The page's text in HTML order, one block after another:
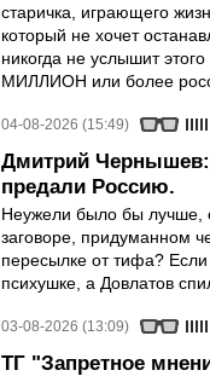
старичка, играющего
который не хочет
никогда не услышит
МИЛЛИОН или более
04-08-2026 (15:49)
Дмитрий Чернышев:
предали Россию.
Неужели было бы лучше,
заговоре, придуманном
пересылке от тифа?
психушке, а Довлатов
03-08-2026 (13:09)
ТГ "Запретное